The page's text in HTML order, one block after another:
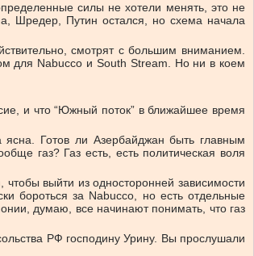
силы не хотели менять, это не
Шредер, Путин остался, но схема начала
смотрят с большим вниманием.
для Nabucco и South Stream. Но ни в коем
и что “Южный поток” в ближайшее время
ясна. Готов ли Азербайджан быть главным
газ? Газ есть, есть политическая воля
выйти из односторонней зависимости
бороться за Nabucco, но есть отдельные
думаю, все начинают понимать, что газ
РФ господину Урину. Вы прослушали